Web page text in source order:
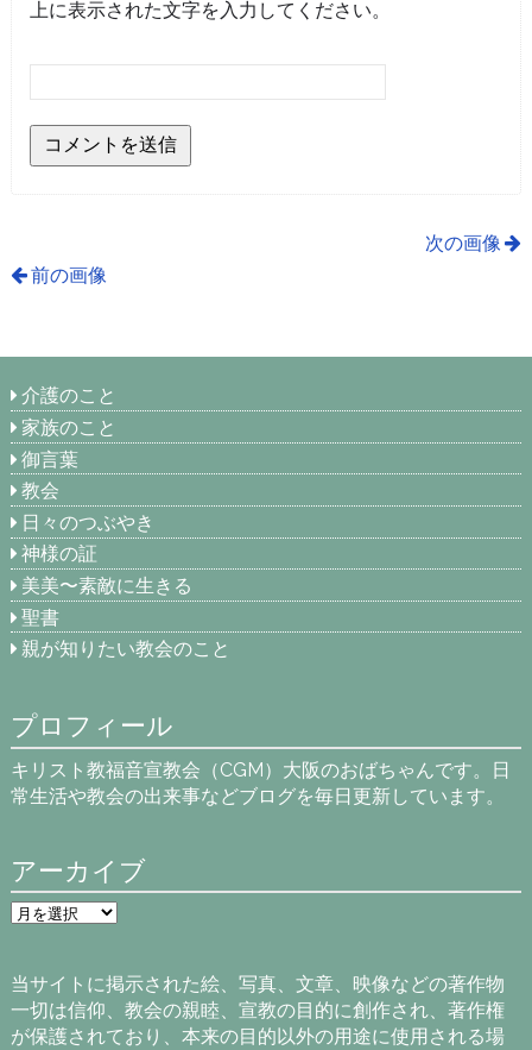
上に表示された文字を入力してください。
次の画像
前の画像
介護のこと
家族のこと
御言葉
教会
日々のつぶやき
神様の証
美美〜素敵に生きる
聖書
親が知りたい教会のこと
プロフィール
キリスト教福音宣教会（CGM）大阪のおばちゃんです。日
常生活や教会の出来事などブログを毎日更新しています。
アーカイブ
ア
ー
ブ
当サイトに掲示された絵、写真、文章、映像などの著作物
一切は信仰、教会の親睦、宣教の目的に創作され、著作権
が保護されており、本来の目的以外の用途に使用される場